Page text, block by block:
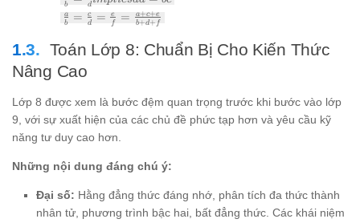
{b} =
\frac{c}
implies
ad = bc
b d
\frac{a}{b}
= \frac{c}
{d} =
\frac{e}{f} =
\frac{a+c+e}
b
a = d
c = f
e = b+d+f
a+c+e
Toán Lớp 8: Chuẩn Bị Cho Kiến Thức
Nâng Cao
Lớp 8 được xem là bước đệm quan trọng trước khi bước vào lớp
9, với sự xuất hiện của các chủ đề phức tạp hơn và yêu cầu kỹ
năng tư duy cao hơn.
Những nội dung đáng chú ý:
Đại số: Hằng đẳng thức đáng nhớ, phân tích đa thức thành
nhân tử, phương trình bậc hai, bất đẳng thức. Các khái niệm